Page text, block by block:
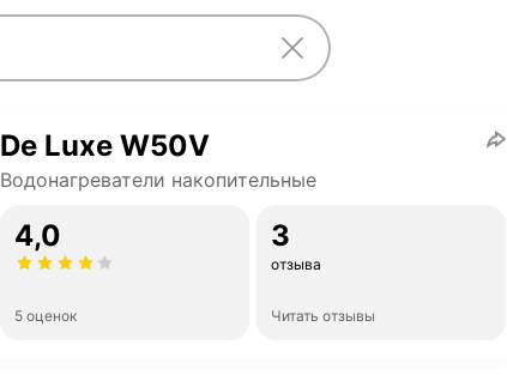
De Luxe W50V
Водонагреватели накопительные
4,0
5 оценок
3
отзыва
Читать отзывы